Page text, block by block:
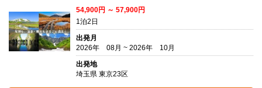
54,900円 ～ 57,900円
1泊2日
出発月
2026年 08月 ~ 2026年 10月
出発地
埼玉県 東京23区